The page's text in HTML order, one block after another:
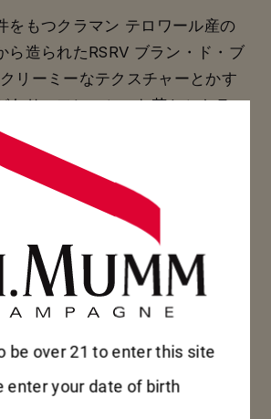
をもつクラマン テロワール産の
ら造られたRSRV ブラン・ド・ブ
リーミーなテクスチャーとかす
あり、フレッシュな花とシトラス
す。
ン クリュ ブドウ畑で育ったシャ
ワールから造られたキュヴェであ
ワフルなアタックを持つエレガ
ンです。最初に白や黄色の果実の
、次にフルーツマーマレード、蜂
ラの香り、そしてかすかなモカの
強いマム ミレジメ 2012年ヴィン
be over 21 to enter this site
enter your date of birth